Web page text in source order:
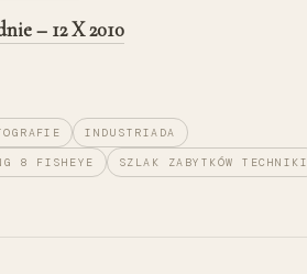
– 12 X 2010
INDUSTRIADA
8 FISHEYE SZLAK ZABYTKÓW TECHNIKI